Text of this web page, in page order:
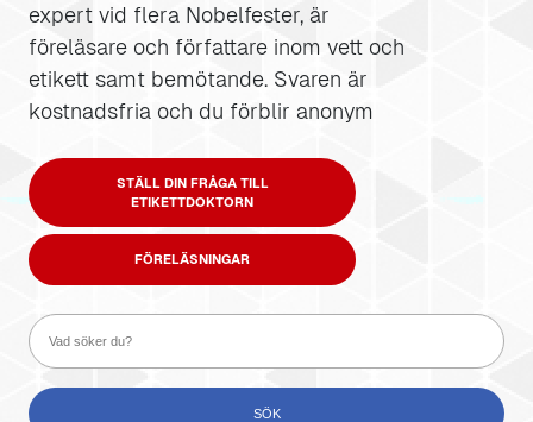
expert vid flera Nobelfester, är
föreläsare och författare inom vett och
etikett samt bemötande. Svaren är
kostnadsfria och du förblir anonym
STÄLL DIN FRÅGA TILL
ETIKETTDOKTORN
FÖRELÄSNINGAR